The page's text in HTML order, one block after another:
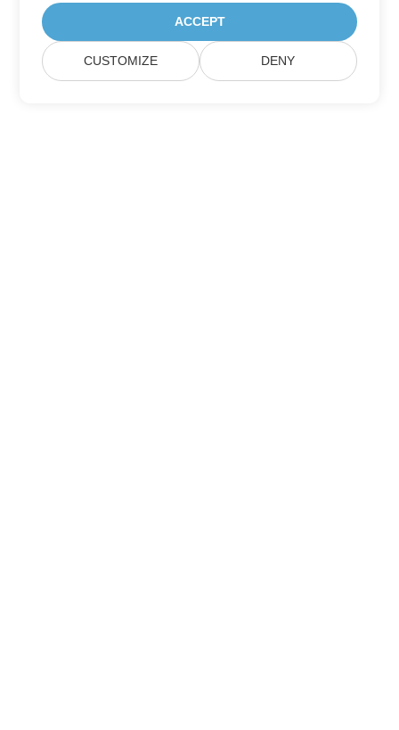
ACCEPT
CUSTOMIZE DENY